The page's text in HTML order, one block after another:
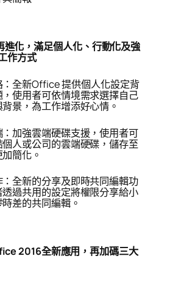
進化，滿足個人化、行動化及強
作方式
：全新Office 提供個人化設定背
使用者可依情境需求選擇自己
景，為工作增添好心情。
加強雲端硬碟支援，使用者可
人或公司的雲端硬碟，儲存至
簡化。
全新的分享及即時共同編輯功
過共用的設定將權限分享給小
差的共同編輯。
2016全新應用，再加碼三大